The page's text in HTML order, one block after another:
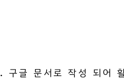
구글 문서로 작성 되어